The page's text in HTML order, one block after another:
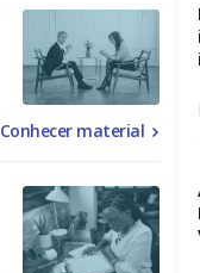
Conhecer material